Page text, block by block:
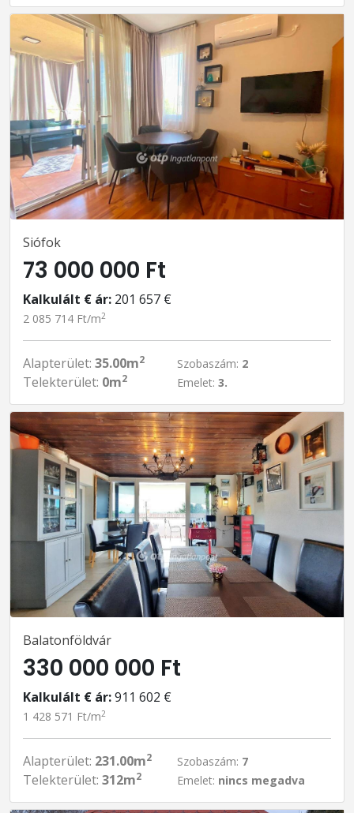
Siófok
73 000 000 Ft
Kalkulált € ár: 201 657 €
2 085 714 Ft/m2
Alapterület: 35.00m2
Telekterület: 0m2
Szobaszám: 2
Emelet: 3.
Balatonföldvár
330 000 000 Ft
Kalkulált € ár:911 602 €
1 428 571 Ft/m2
Alapterület: 231.00m2
Telekterület: 312m2
Szobaszám: 7
Emelet: nincs megadva